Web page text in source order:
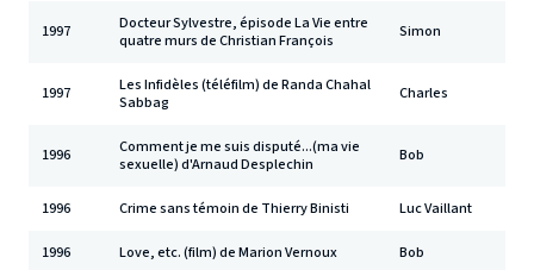
1997
Docteur Sylvestre, épisode La Vie entre
quatre murs de Christian François
Simon
1997
Les Infidèles (téléfilm) de Randa Chahal
Sabbag
Charles
1996
Comment je me suis disputé...(ma vie
sexuelle) d'Arnaud Desplechin
Bob
1996 Crime sans témoin de Thierry Binisti Luc Vaillant
1996 Love, etc. (film) de Marion Vernoux Bob